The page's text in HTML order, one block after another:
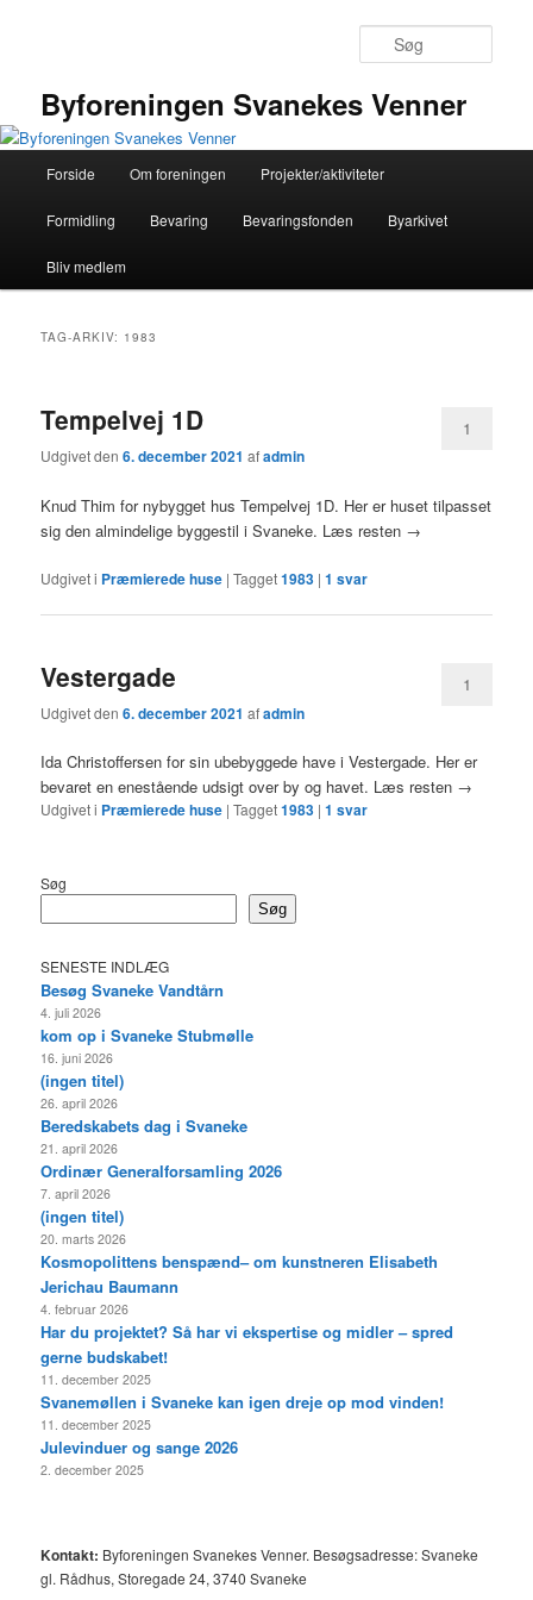
Byforeningen Svanekes Venner
Forside Om foreningen Projekter/aktiviteter
Formidling Bevaring Bevaringsfonden Byarkivet
Bliv medlem
TAG-ARKIV: 1983
Tempelvej 1D
Udgivet den6. december 2021 afadmin
1
Knud Thim for nybygget hus Tempelvej 1D. Her er huset tilpasset
sig den almindelige byggestil i Svaneke. Læs resten →
Udgivet i Præmierede huse |Tagget1983 |1 svar
Vestergade
Udgivet den6. december 2021 afadmin
1
Ida Christoffersen for sin ubebyggede have i Vestergade. Her er
bevaret en enestående udsigt over by og havet. Læs resten →
Udgivet i Præmierede huse |Tagget1983 |1 svar
Søg
Søg
SENESTE INDLÆG
Besøg Svaneke Vandtårn
4. juli 2026
kom op i Svaneke Stubmølle
16. juni 2026
(ingen titel)
26. april 2026
Beredskabets dag i Svaneke
21. april 2026
Ordinær Generalforsamling 2026
7. april 2026
(ingen titel)
20. marts 2026
Kosmopolittens benspænd– om kunstneren Elisabeth
Jerichau Baumann
4. februar 2026
Har du projektet? Så har vi ekspertise og midler – spred
gerne budskabet!
11. december 2025
Svanemøllen i Svaneke kan igen dreje op mod vinden!
11. december 2025
Julevinduer og sange 2026
2. december 2025
Kontakt: Byforeningen Svanekes Venner. Besøgsadresse: Svaneke
gl. Rådhus, Storegade 24, 3740 Svaneke